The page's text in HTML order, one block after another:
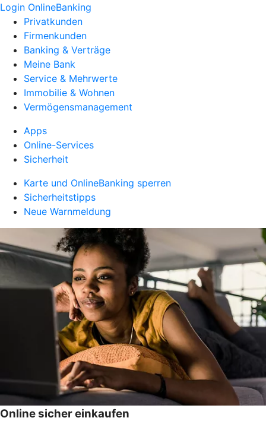
Login OnlineBanking
Privatkunden
Firmenkunden
Banking & Verträge
Meine Bank
Service & Mehrwerte
Immobilie & Wohnen
Vermögensmanagement
Apps
Online-Services
Sicherheit
Karte und OnlineBanking sperren
Sicherheitstipps
Neue Warnmeldung
Online sicher einkaufen